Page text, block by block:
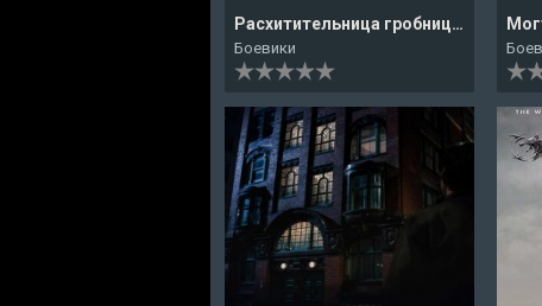
Расхитительница гробниц: Легенда о Ларе Крофт
Боевики